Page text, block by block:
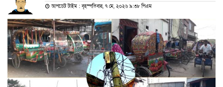
আপডেট টাইম : বৃহস্পতিবার, ৭ মে, ২০২৬ ৯:৩৮ পিএম